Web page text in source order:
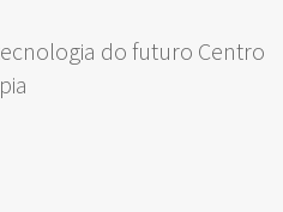
do futuro Centro